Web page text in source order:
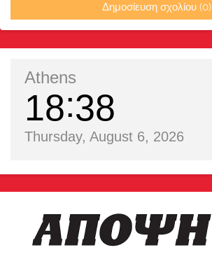
Δημοσίευση σχολίου (0)
Athens
18 38
Thursday, August 6, 2026